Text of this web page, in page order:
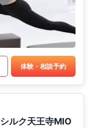
体験・相談予約
ルク天王寺MIO